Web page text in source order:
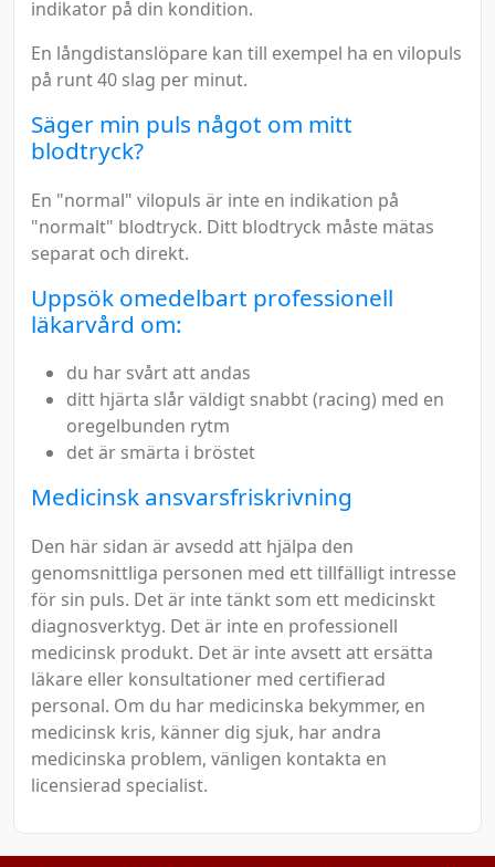
indikator på din kondition.
En långdistanslöpare kan till exempel ha en vilopuls
på runt 40 slag per minut.
Säger min puls något om mitt
blodtryck?
En "normal" vilopuls är inte en indikation på
"normalt" blodtryck. Ditt blodtryck måste mätas
separat och direkt.
Uppsök omedelbart professionell
läkarvård om:
du har svårt att andas
ditt hjärta slår väldigt snabbt (racing) med en
oregelbunden rytm
det är smärta i bröstet
Medicinsk ansvarsfriskrivning
Den här sidan är avsedd att hjälpa den
genomsnittliga personen med ett tillfälligt intresse
för sin puls. Det är inte tänkt som ett medicinskt
diagnosverktyg. Det är inte en professionell
medicinsk produkt. Det är inte avsett att ersätta
läkare eller konsultationer med certifierad
personal. Om du har medicinska bekymmer, en
medicinsk kris, känner dig sjuk, har andra
medicinska problem, vänligen kontakta en
licensierad specialist.